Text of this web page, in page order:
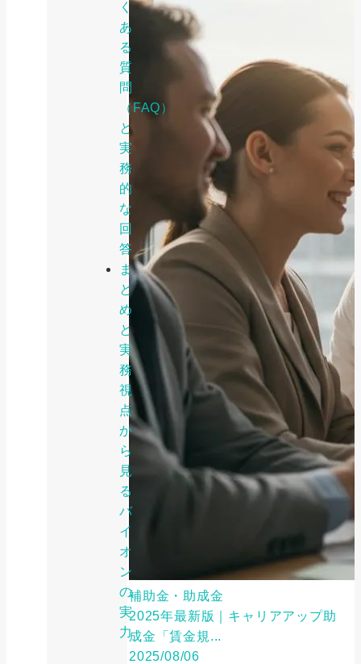
く
あ
る
質
問
（FAQ）
と
実
務
的
な
回
答
ま
と
め
と
実
務
視
点
か
ら
見
る
バ
イ
オ
ン
の
実
力
補助金・助成金
2025年最新版｜キャリアアップ助
成金「賃金規...
2025/08/06